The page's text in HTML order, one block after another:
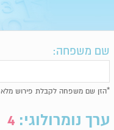
שם משפחה:
*הזן שם משפחה לקבלת פירוש מלא
ערך נומרולוגי: 4